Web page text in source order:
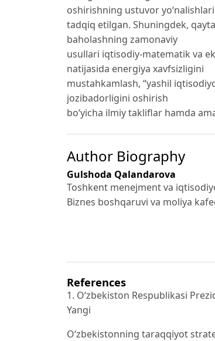
oshirishning ustuvor yo‘nalishlari
tadqiq etilgan. Shuningdek,
baholashning zamonaviy
usullari iqtisodiy-matematik va
natijasida energiya xavfsizligini
mustahkamlash, “yashil
jozibadorligini oshirish
bo‘yicha ilmiy takliflar hamda
Author Biography
Gulshoda Qalandarova
Toshkent menejment va
Biznes boshqaruvi va moliya
References
1. O‘zbekiston Respublikasi
Yangi
O‘zbekistonning taraqqiyot